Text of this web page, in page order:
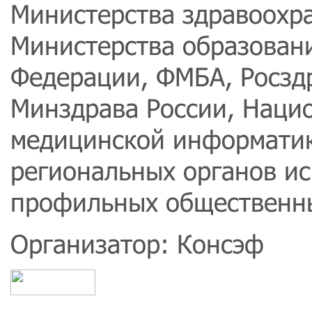
Министерства
Министерства
Федерации, ФМБА,
Минздрава России,
медицинской
региональных органов
профильных
Организатор: Консэф